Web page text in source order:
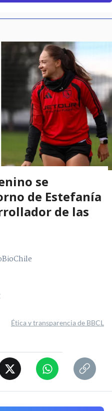
se
de Estefanía
de las
Ética y transparencia de BBCL